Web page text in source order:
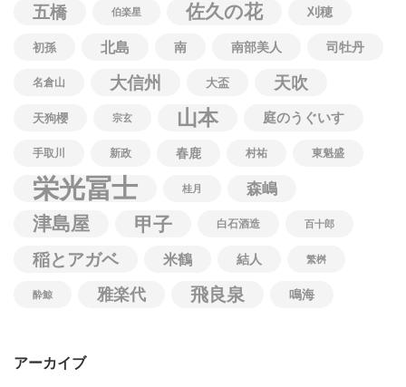
五橋
伯楽星 佐久の花 刈穂
初孫 北島 南 南部美人 司牡丹
名倉山 大信州 大盃 天吹
天狗櫻 宗玄 山本 庭のうぐいす
手取川 新政 春鹿 村祐 東魁盛
栄光冨士 桂月 森嶋
津島屋 甲子 白石酒造 百十郎
稲とアガベ 米鶴 結人 繁桝
酔鯨 雅楽代 飛良泉 鳴海
アーカイブ